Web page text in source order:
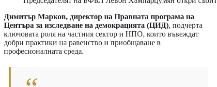
Димитър Марков, директор на Правната програма на
Центъра за изследване на демокрацията (ЦИД), подчерта
ключовата роля на частния сектор и НПО, които въвеждат
добри практики на равенство и приобщаване в
професионалната среда.